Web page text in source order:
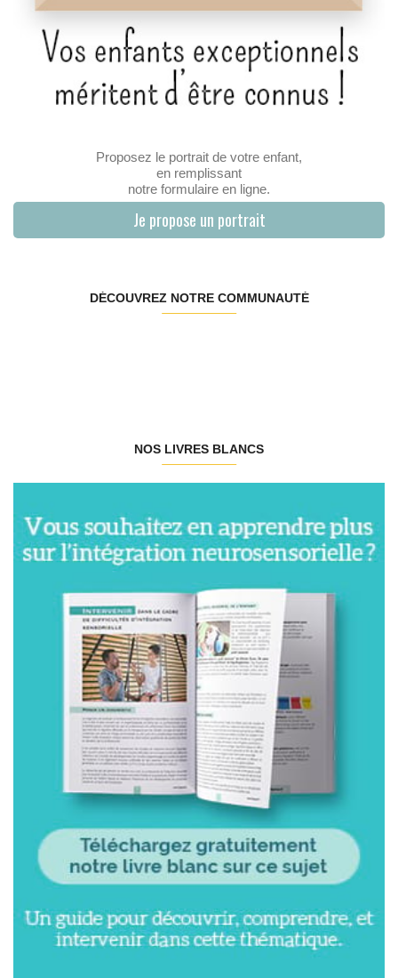
Proposez le portrait de votre enfant,
en remplissant
notre formulaire en ligne.
Je propose un portrait
DÉCOUVREZ NOTRE COMMUNAUTÉ
NOS LIVRES BLANCS